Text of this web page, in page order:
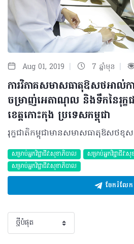
Aug 01, 2019 | 7 ឆ្នាំមុន |
ការវិភាគសមាសធាតុឱសថអាល់
ចម្រាញ់អេតាណុល និងទឹកនៃរុក្
ខេត្តកោះកុង ប្រទេសកម្ពុជា
សម្រាប់អ្នកវិជ្ជាជីវៈសុខាភិបាល
សម្រាប់អ្នកវិជ្ជាជីវៈ
សម្រាប់អ្នកវិជ្ជាជីវៈសុខាភិបាល
ចែករំលែក